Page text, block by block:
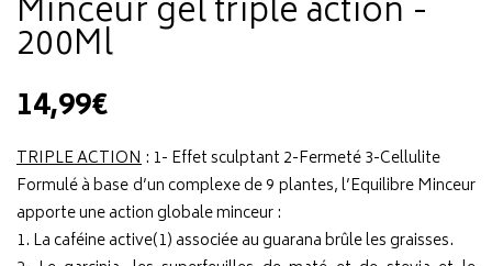
Minceur gel triple action -
200Ml
14,99€
TRIPLE ACTION: 1- Effet sculptant 2-Fermeté 3-Cellulite
Formulé à base d’un complexe de 9 plantes, l’Equilibre Minceur
apporte une action globale minceur :
1. La caféine active(1) associée au guarana brûle les graisses.